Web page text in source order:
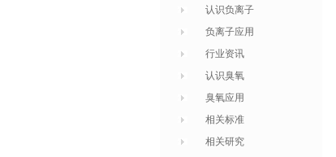
认识负离子
负离子应用
行业资讯
认识臭氧
臭氧应用
相关标准
相关研究